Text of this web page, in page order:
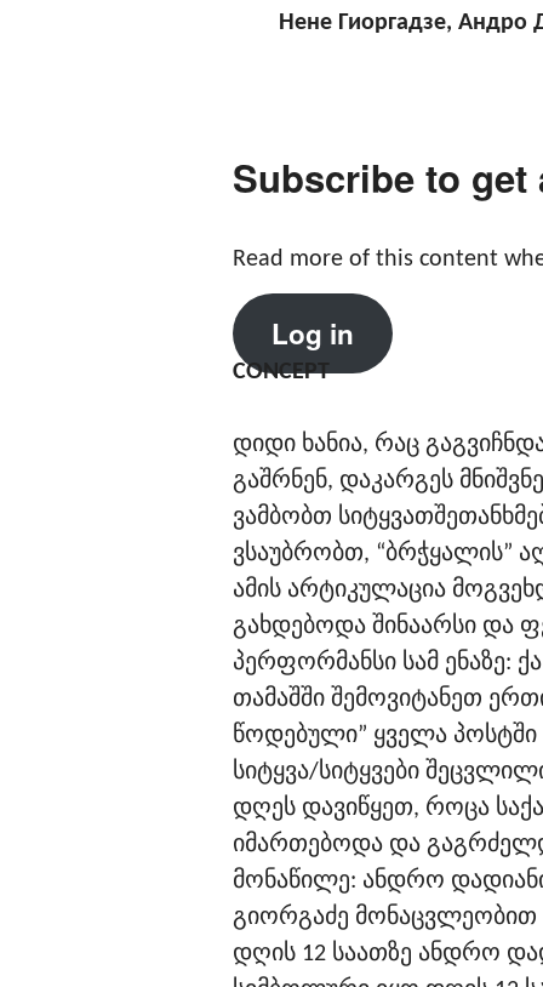
Нене Гиоргадзе,
Subscribe to get
Read more of this content
Log in
CONCEPT
დიდი ხანია, რაც
გაშრნენ, დაკარგეს
ვამბობთ
ვსაუბრობთ, “ბრჭყალის”
ამის არტიკულაცია
გახდებოდა შინაარსი და
პერფორმანსი სამ
თამაშში შემოვიტანეთ
წოდებული” ყველა
სიტყვა/სიტყვები
დღეს დავიწყეთ, როცა
იმართებოდა და
მონაწილე: ანდრო
გიორგაძე
დღის 12 საათზე ანდრო